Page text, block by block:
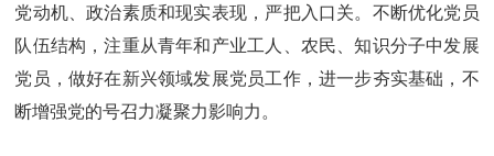
党动机、政治素质和现实表现，严把入口关。不断优化党员
队伍结构，注重从青年和产业工人、农民、知识分子中发展
党员，做好在新兴领域发展党员工作，进一步夯实基础，不
断增强党的号召力凝聚力影响力。